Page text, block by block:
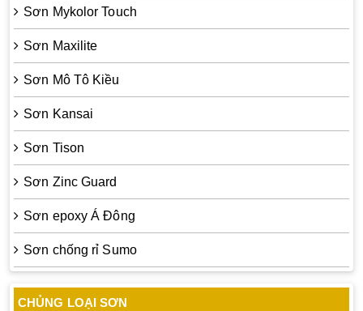
Sơn Mykolor Touch
Sơn Maxilite
Sơn Mô Tô Kiều
Sơn Kansai
Sơn Tison
Sơn Zinc Guard
Sơn epoxy Á Đông
Sơn chống rỉ Sumo
CHỦNG LOẠI SƠN